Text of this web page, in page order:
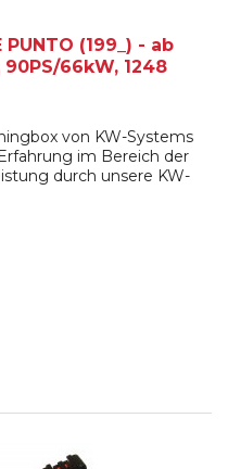
(199_) - ab
90PS/66kW, 1248
von KW-Systems
im Bereich der
durch unsere KW-